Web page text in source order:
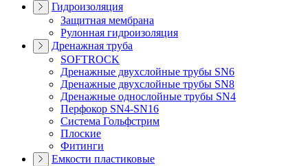
Гидроизоляция
Защитная мембрана
Рулонная гидроизоляция
Дренажная труба
SOFTROCK
Дренажные двухслойные трубы SN6
Дренажные двухслойные трубы SN8
Дренажные однослойные трубы SN4
Перфокор SN4-SN16
Система Гольфстрим
Плоские
Фитинги
Емкости пластиковые